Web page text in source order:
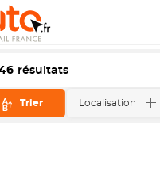
Trier Localisation
résultats